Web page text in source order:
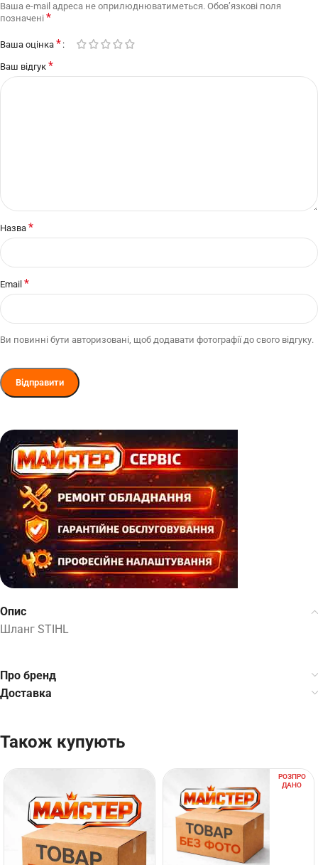
Ваша e-mail адреса не оприлюднюватиметься. Обов’язкові поля
позначені *
Ваша оцінка *
Ваш відгук *
Назва *
Email *
Ви повинні бути авторизовані, щоб додавати фотографії до свого відгуку.
Опис
Шланг STIHL
Про бренд
Доставка
Також купують
РОЗПРО
ДАНО